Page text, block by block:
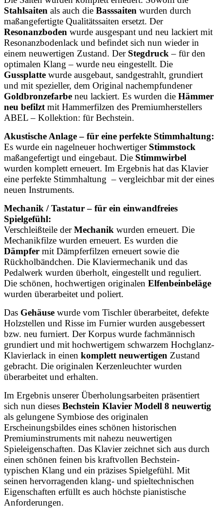
Stahlsaiten als auch die Basssaiten wurden durch
maßangefertigte Qualitätssaiten ersetzt. Der
Resonanzboden wurde ausgespant und neu lackiert mit
Resonanzbodenlack und befindet sich nun wieder in
einem neuwertigen Zustand. Der Stegdruck – für den
optimalen Klang – wurde neu eingestellt. Die
Gussplatte wurde ausgebaut, sandgestrahlt, grundiert
und mit spezieller, dem Original nachempfundener
Goldbronzefarbe neu lackiert. Es wurden die Hämmer
neu befilzt mit Hammerfilzen des Premiumherstellers
ABEL – Kollektion: für Bechstein.
Akustische Anlage – für eine perfekte Stimmhaltung:
Es wurde ein nagelneuer hochwertiger Stimmstock
maßangefertigt und eingebaut. Die Stimmwirbel
wurden komplett erneuert. Im Ergebnis hat das Klavier
eine perfekte Stimmhaltung – vergleichbar mit der eines
neuen Instruments.
Mechanik / Tastatur – für ein einwandfreies
Spielgefühl:
Verschleißteile derMechanik wurden erneuert. Die
Mechanikfilze wurden erneuert. Es wurden die
Dämpfer mit Dämpferfilzen erneuert sowie die
Rückholbändchen. Die Klaviermechanik und das
Pedalwerk wurden überholt, eingestellt und reguliert.
Die schönen, hochwertigen originalen Elfenbeinbeläge
wurden überarbeitet und poliert.
Das Gehäuse wurde vom Tischler überarbeitet, defekte
Holzstellen und Risse im Furnier wurden ausgebessert
bzw. neu furniert. Der Korpus wurde fachmännisch
grundiert und mit hochwertigem schwarzem Hochglanz-
Klavierlack in einen komplett neuwertigen Zustand
gebracht. Die originalen Kerzenleuchter wurden
überarbeitet und erhalten.
Im Ergebnis unserer Überholungsarbeiten präsentiert
sich nun dieses Bechstein Klavier Modell 8 neuwertig
als gelungene Symbiose des originalen
Erscheinungsbildes eines schönen historischen
Premiuminstruments mit nahezu neuwertigen
Spieleigenschaften. Das Klavier zeichnet sich aus durch
einen schönen feinen bis kraftvollen Bechstein-
typischen Klang und ein präzises Spielgefühl. Mit
seinen hervorragenden klang- und spieltechnischen
Eigenschaften erfüllt es auch höchste pianistische
Anforderungen.